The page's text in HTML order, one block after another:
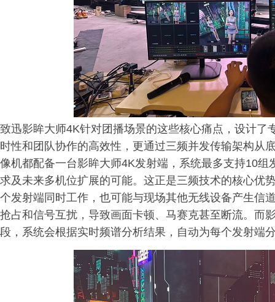
致迅影眸大师4K针对团播场景的这些核心痛点，设计
时性和团队协作的高效性，更通过三频并发传输架构从
像机都配备一台影眸大师4K发射端，系统最多支持10
求及未来多机位扩展的可能。这正是三频技术的核心优
个发射端同时工作，也可能与现场其他无线设备产生信
抢占和信号互扰，导致画面卡顿、马赛克甚至断流。而
段，系统会根据实时频谱分析结果，自动为每个发射端